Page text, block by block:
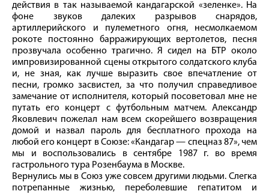
действия в так называемой кандагарской «зеленке». На
фоне звуков далеких разрывов снарядов,
артиллерийского и пулеметного огня, несмолкаемом
рокоте постоянно барражирующих вертолетов, песня
прозвучала особенно трагично. Я сидел на БТР около
импровизированной сцены открытого солдатского клуба
и, не зная, как лучше выразить свое впечатление от
песни, громко засвистел, за что получил справедливое
замечание от исполнителя, который посоветовал мне не
путать его концерт с футбольным матчем. Александр
Яковлевич пожелал нам всем скорейшего возвращения
домой и назвал пароль для бесплатного прохода на
любой его концерт в Союзе: «Кандагар — спецназ 87», чем
мы и воспользовались в сентябре 1987 г. во время
гастрольного тура Розенбаума в Москве.
Вернулись мы в Союз уже совсем другими людьми. Слегка
потрепанные жизнью, переболевшие гепатитом и